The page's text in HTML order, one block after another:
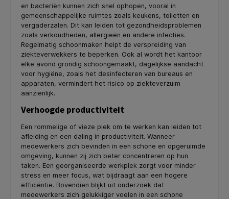
en bacteriën kunnen zich snel ophopen, vooral in
gemeenschappelijke ruimtes zoals keukens, toiletten en
vergaderzalen. Dit kan leiden tot gezondheidsproblemen
zoals verkoudheden, allergieën en andere infecties.
Regelmatig schoonmaken helpt de verspreiding van
ziekteverwekkers te beperken. Ook al wordt het kantoor
elke avond grondig schoongemaakt, dagelijkse aandacht
voor hygiëne, zoals het desinfecteren van bureaus en
apparaten, vermindert het risico op ziekteverzuim
aanzienlijk.
Verhoogde productiviteit
Een rommelige of vieze plek om te werken kan leiden tot
afleiding en een daling in productiviteit. Wanneer
medewerkers zich bevinden in een schone en opgeruimde
omgeving, kunnen zij zich beter concentreren op hun
taken. Een georganiseerde werkplek zorgt voor minder
stress en meer focus, wat bijdraagt aan een hogere
efficiëntie. Bovendien blijkt uit onderzoek dat
medewerkers zich gelukkiger voelen in een schone